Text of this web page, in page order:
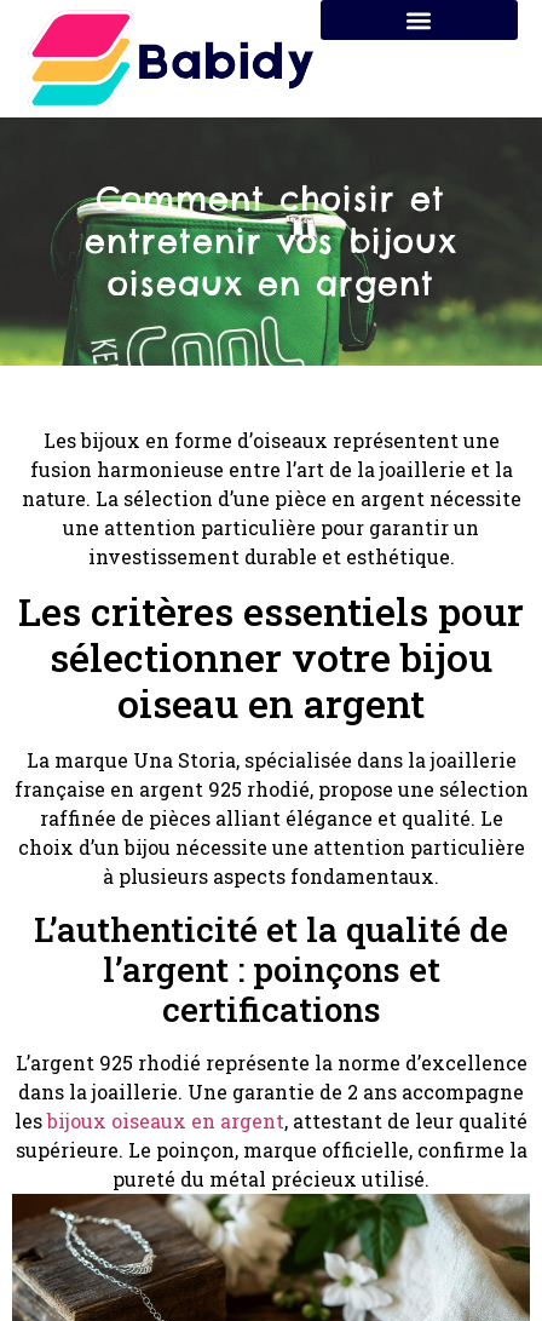
Comment choisir et
entretenir vos bijoux
oiseaux en argent
Les bijoux en forme d’oiseaux représentent une
fusion harmonieuse entre l’art de la joaillerie et la
nature. La sélection d’une pièce en argent nécessite
une attention particulière pour garantir un
investissement durable et esthétique.
Les critères essentiels pour
sélectionner votre bijou
oiseau en argent
La marque Una Storia, spécialisée dans la joaillerie
française en argent 925 rhodié, propose une sélection
raffinée de pièces alliant élégance et qualité. Le
choix d’un bijou nécessite une attention particulière
à plusieurs aspects fondamentaux.
L’authenticité et la qualité de
l’argent : poinçons et
certifications
L’argent 925 rhodié représente la norme d’excellence
dans la joaillerie. Une garantie de 2 ans accompagne
lesbijoux oiseaux en argent, attestant de leur qualité
supérieure. Le poinçon, marque officielle, confirme la
pureté du métal précieux utilisé.